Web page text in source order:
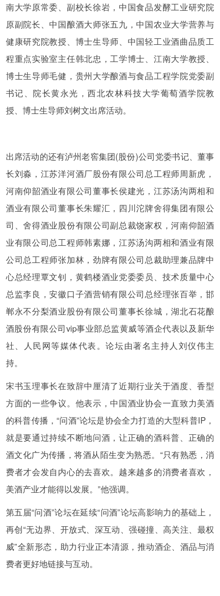
南大学原常委、副校长徐岩，中国食品发酵工业研究院
原副院长、中国酿酒大师张五九，中国农业大学营养与
健康研究院教授、博士生导师、中国轻工业酒曲品质工
程重点实验室主任韩北忠，工学博士、江南大学教授、
博士生导师毛健，贵州大学酿酒与食品工程学院党委副
书记、院长黄永光，西北农林科技大学葡萄酒学院教
授、博士生导师刘树文出席活动。
出席活动的还有泸州老窖集团(股份)公司党委书记、董事
长刘淼，江苏洋河酒厂股份有限公司总工程师周新虎，
河南仰韶酒业有限公司董事长侯建光，江苏汤沟两相和
酒业有限公司董事长朱耀汇，四川沱牌舍得集团有限公
司、舍得酒业股份有限公司副总裁饶家权，河南仰韶酒
业有限公司总工程师韩素娜，江苏汤沟两相和酒业有限
公司总工程师张加林，劲牌有限公司总裁助理兼品牌中
心总经理覃文钊，黄鹤楼酒业党委委员、技术质量中心
总监李良，安徽口子酒营销有限公司总经理张百举，邯
郸永不分梨酒业股份有限公司董事长徐城，湖北石花酿
酒股份有限公司vip事业部总监黄威等酒企代表以及新华
社、人民网等媒体代表。论坛由著名主持人刘仪伟主
持。
宋书玉理事长在致辞中厘清了近期行业关于酒度、香型
方面的一些争议。他表示，中国酒业协会一直致力美酒
的科普传播，“问酒”论坛是协会全力打造的大型科普IP，
就是要通过持续不断地问酒，让正确的酒科普、正确的
酒文化广为传播，将酒从陌生变为熟悉。“只有熟悉，消
费者才会发自内心的去喜欢。越来越多的消费者喜欢，
美酒产业才能得以发展。”他强调。
第五届“问酒”论坛在延续“问酒”论坛高影响力的基础上，
再创“无边界、开放式、深互动、强碰撞、高关注、最权
威”全新形态，助力行业正本清源，推动酒企、酒品与消
费者更好地链接与互动。